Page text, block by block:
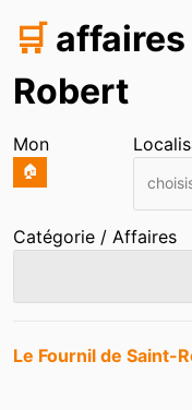
🛒
Robert
Mon
🏠
Catégorie / Affaires
Entrées
Le Fournil de Saint-